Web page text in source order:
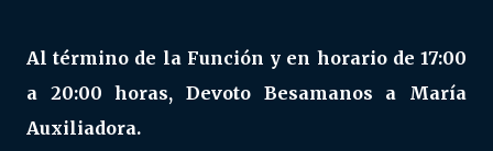
Al término de la Función y en horario de 17:00
a 20:00 horas, Devoto Besamanos a María
Auxiliadora.